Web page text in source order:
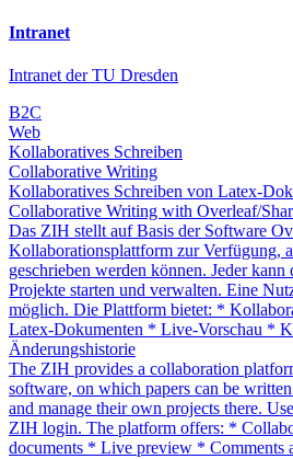
Intranet
Intranet der TU Dresden
B2C
Web
Kollaboratives Schreiben
Collaborative Writing
Kollaboratives Schreiben von Latex-
Collaborative Writing with Overleaf/
Das ZIH stellt auf Basis der Software
Kollaborationsplattform zur Verfügung,
geschrieben werden können. Jeder
Projekte starten und verwalten. Eine
möglich. Die Plattform bietet: *
Latex-Dokumenten * Live-Vorschau *
Änderungshistorie
The ZIH provides a collaboration
software, on which papers can be
and manage their own projects there.
ZIH login. The platform offers: *
documents * Live preview * Comments